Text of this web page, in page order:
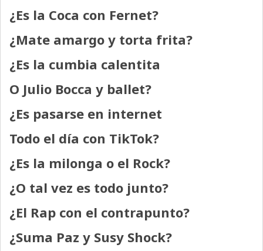
¿Es la Coca con Fernet?
¿Mate amargo y torta frita?
¿Es la cumbia calentita
O Julio Bocca y ballet?
¿Es pasarse en internet
Todo el día con TikTok?
¿Es la milonga o el Rock?
¿O tal vez es todo junto?
¿El Rap con el contrapunto?
¿Suma Paz y Susy Shock?